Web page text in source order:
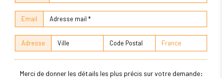
Email
Adresse
Merci de donner les détails les plus précis sur votre demande: